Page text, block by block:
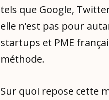
tels que Google,
elle n’est pas pour
startups et PME
méthode.
Sur quoi repose cette